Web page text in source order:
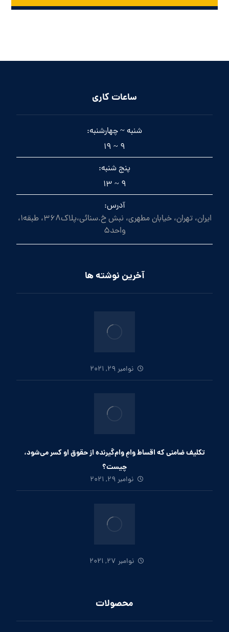
ساعات کاری
شنبه ~ چهارشنبه:
9 ~ 19
پنج شنبه:
9 ~ 13
آدرس:
ایران، تهران، خیابان مطهری، نبش خ.سنائی،پلاک368، طبقه1،
واحد5
آخرین نوشته ها
نوامبر 29, 2021
تکلیف ضامنی که اقساط وامِ وام‌گیرنده از حقوق او کسر می‌شود،
چیست؟
نوامبر 29, 2021
نوامبر 27, 2021
محصولات